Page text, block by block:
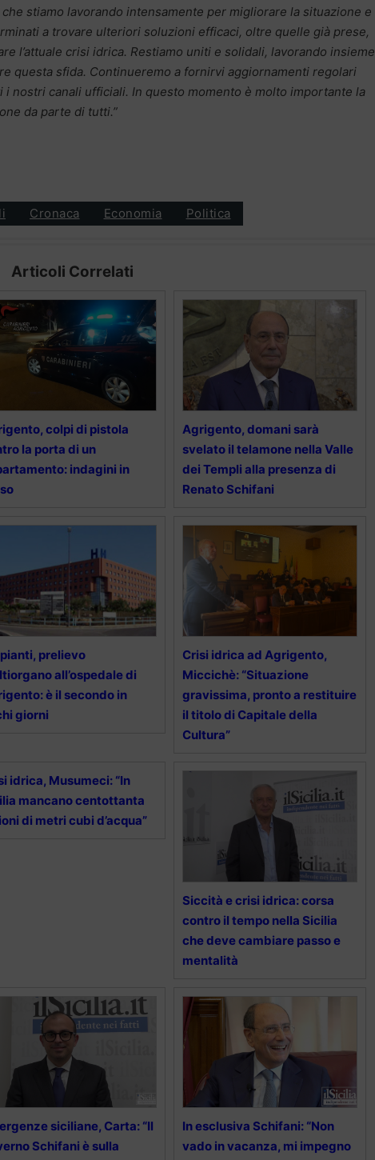
stiamo lavorando intensamente per migliorare la situazione e
a trovare ulteriori soluzioni efficaci, oltre quelle già prese,
l’attuale crisi idrica. Restiamo uniti e solidali, lavorando insieme
questa sfida. Continueremo a fornirvi aggiornamenti regolari
i nostri canali ufficiali. In questo momento è molto importante la
da parte di tutti.”
Cronaca Economia Politica
Articoli Correlati
colpi di pistola
la porta di un
indagini in
Agrigento, domani sarà
svelato il telamone nella Valle
dei Templi alla presenza di
Renato Schifani
prelievo
all’ospedale di
è il secondo in
giorni
Crisi idrica ad Agrigento,
Miccichè: “Situazione
gravissima, pronto a restituire
il titolo di Capitale della
Cultura”
idrica, Musumeci: “In
mancano centottanta
di metri cubi d’acqua”
Siccità e crisi idrica: corsa
contro il tempo nella Sicilia
che deve cambiare passo e
mentalità
siciliane, Carta: “Il
Schifani è sulla
In esclusiva Schifani: “Non
vado in vacanza, mi impegno